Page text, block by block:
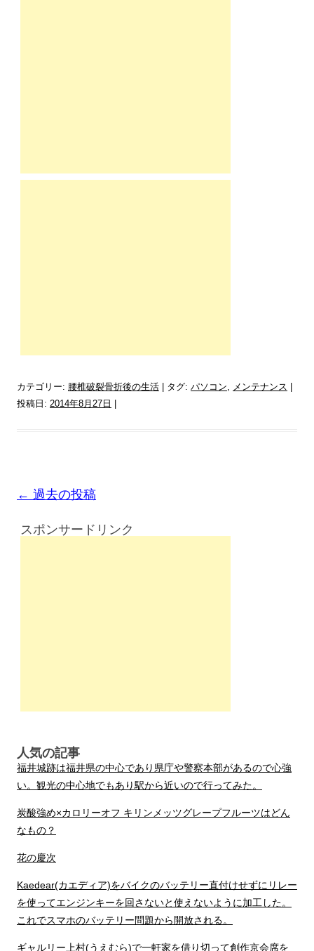
カテゴリー: 腰椎破裂骨折後の生活 | タグ: パソコン, メンテナンス
投稿日: 2014年8月27日
投
← 過去の投稿
スポンサードリンク
人気の記事
福井城跡は福井県の中心であり県庁や警察本部があるので心強
い。観光の中心地でもあり駅から近いので行ってみた。
炭酸強め×カロリーオフ キリンメッツグレープフルーツはどん
なもの？
花の慶次
Kaedear(カエディア)をバイクのバッテリー直付けせずにリレー
を使ってエンジンキーを回さないと使えないように加工した。
これでスマホのバッテリー問題から開放される。
ギャルリー上村(うえむら)で一軒家を借り切って創作京会席を